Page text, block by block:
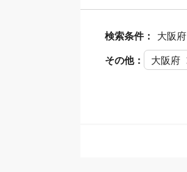
検索条件： 大阪府
その他： 大阪府